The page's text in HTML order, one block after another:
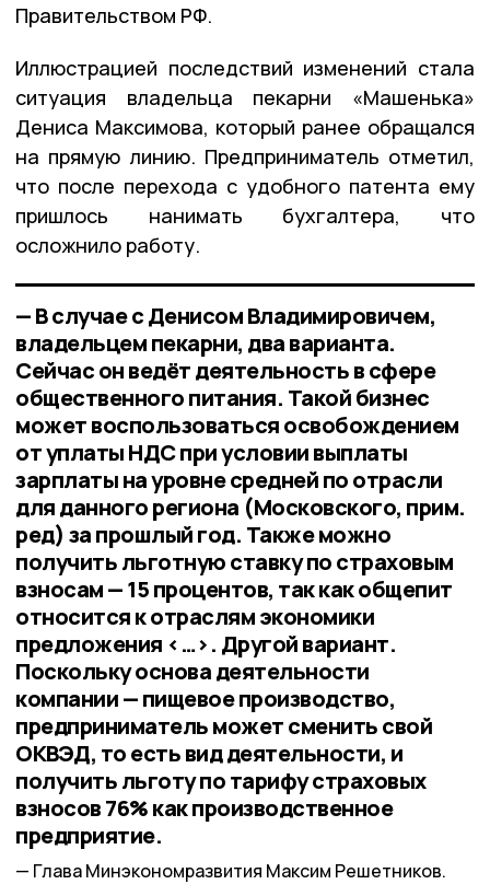
Правительством РФ.
Иллюстрацией последствий изменений стала
ситуация владельца пекарни «Машенька»
Дениса Максимова, который ранее обращался
на прямую линию. Предприниматель отметил,
что после перехода с удобного патента ему
пришлось нанимать бухгалтера, что
осложнило работу.
— В случае с Денисом Владимировичем,
владельцем пекарни, два варианта.
Сейчас он ведёт деятельность в сфере
общественного питания. Такой бизнес
может воспользоваться освобождением
от уплаты НДС при условии выплаты
зарплаты на уровне средней по отрасли
для данного региона (Московского, прим.
ред) за прошлый год. Также можно
получить льготную ставку по страховым
взносам — 15 процентов, так как общепит
относится к отраслям экономики
предложения <…>. Другой вариант.
Поскольку основа деятельности
компании — пищевое производство,
предприниматель может сменить свой
ОКВЭД, то есть вид деятельности, и
получить льготу по тарифу страховых
взносов 76% как производственное
предприятие.
Глава Минэкономразвития Максим Решетников.